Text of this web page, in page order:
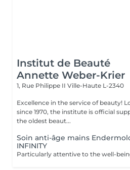
Institut de Beauté
Annette Weber-Krier
1, Rue Philippe II Ville-Haute L-2340
Excellence in the service of beauty! Located in the city center
since 1970, the institute is official
the oldest beaut...
Soin anti-âge mains
INFINITY